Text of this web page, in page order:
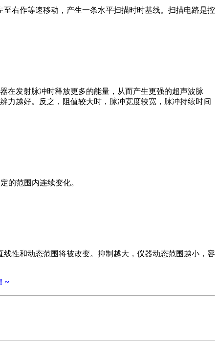
右作等速移动，产生一条水平扫描时时基线。扫描电路是控
在发射脉冲时释放更多的能量，从而产生更强的超声波脉
力越好。反之，阻值较大时，脉冲宽度较宽，脉冲持续时间
的范围内连续变化。
性和动态范围将被改变。抑制越大，仪器动态范围越小，容
~